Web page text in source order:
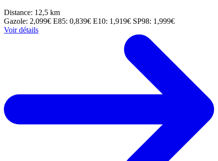
Distance: 12,5 km
Gazole: 2,099€ E85: 0,839€ E10: 1,919€ SP98: 1,999€
Voir détails